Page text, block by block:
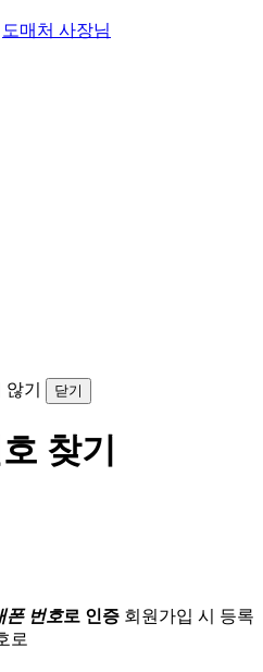
도매처 사장님
기 닫기
찾기
폰 번호로 인증 회원가입 시 등록
로